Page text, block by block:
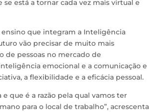
está a tornar cada vez mais virtual e
ensino que integram a Inteligência
vão precisar de muito mais
de pessoas no mercado de
emocional e a comunicação e
a flexibilidade e a eficácia pessoal.
que é a razão pela qual vamos ter
para o local de trabalho”, acrescenta